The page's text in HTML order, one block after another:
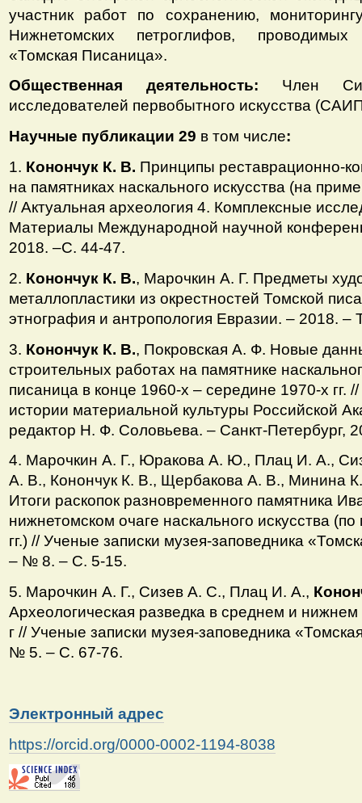
участник работ по сохранению,
Нижнетомских петроглифов, проводимых
«Томская Писаница».
Общественная деятельность: Член
исследователей первобытного искусства
Научные публикации 29 в том числе:
1. Конончук К. В. Принципы реставрационно-
на памятниках наскального искусства (на
// Актуальная археология 4. Комплексные
Материалы Международной научной
2018. –С. 44-47.
2. Конончук К. В., Марочкин А. Г. Предметы
металлопластики из окрестностей Томской
этнография и антропология Евразии. – 2018.
3. Конончук К. В., Покровская А. Ф. Новые
строительных работах на памятнике
писаница в конце 1960-х – середине 1970-х гг.
истории материальной культуры Российской
редактор Н. Ф. Соловьева. – Санкт-Петербург,
4. Марочкин А. Г., Юракова А. Ю., Плац И. А.,
А. В., Конончук К. В., Щербакова А. В., Минина
Итоги раскопок разновременного памятника
нижнетомском очаге наскального искусства
гг.) // Ученые записки музея-заповедника
– № 8. – С. 5-15.
5. Марочкин А. Г., Сизев А. С., Плац И. А.,
Археологическая разведка в среднем и
г // Ученые записки музея-заповедника
№ 5. – С. 67-76.
Электронный адрес
https://orcid.org/0000-0002-1194-8038